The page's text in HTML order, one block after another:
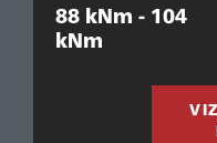
88 kNm - 104
kNm